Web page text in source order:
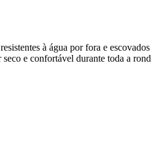
à água por fora e
e confortável durante toda a